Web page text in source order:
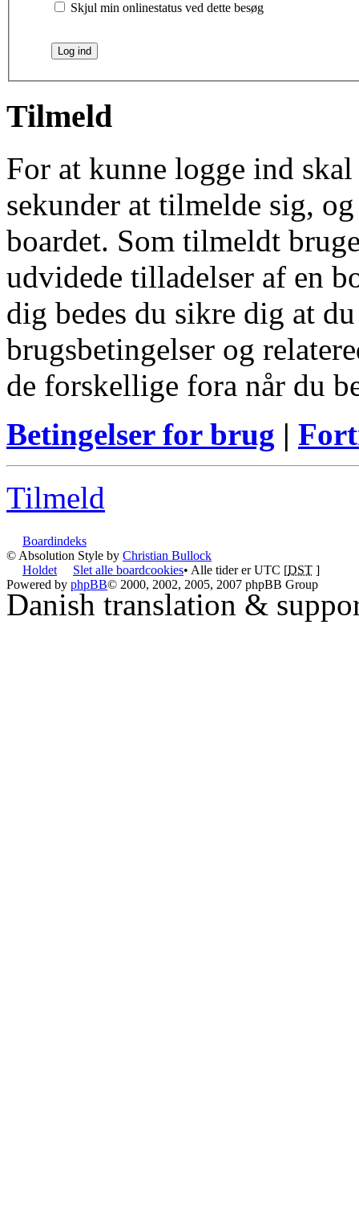
Skjul min onlinestatus ved dette besøg
Tilmeld
For at kunne logge ind
sekunder at tilmelde sig,
boardet. Som tilmeldt
udvidede tilladelser af en
dig bedes du sikre dig at
brugsbetingelser og
de forskellige fora når du
Betingelser for brug |
Tilmeld
Boardindeks
© Absolution Style by Christian Bullock
Holdet
Slet alle boardcookies• Alle tider er UTC [DST ]
Powered by phpBB© 2000, 2002, 2005, 2007 phpBB Group
Danish translation &